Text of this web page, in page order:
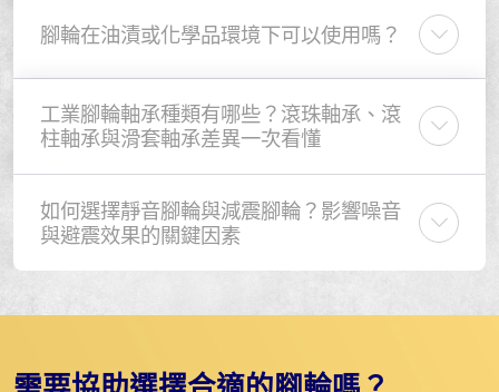
腳輪在油漬或化學品環境下可以使用嗎？
工業腳輪軸承種類有哪些？滾珠軸承、滾
柱軸承與滑套軸承差異一次看懂
如何選擇靜音腳輪與減震腳輪？影響噪音
與避震效果的關鍵因素